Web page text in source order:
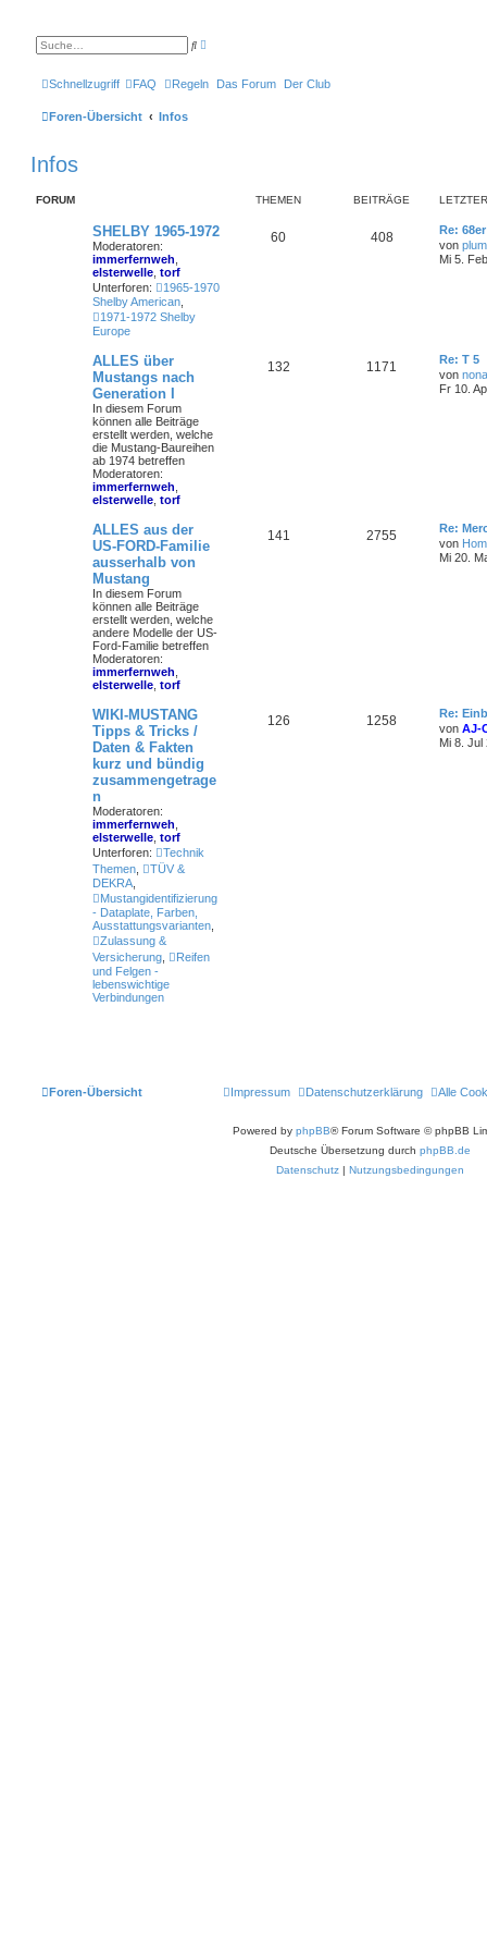
S
h
e i
Schnellzugriff FAQ Regeln Das Forum Der Club
Foren-Übersicht Infos
Infos
FORUM THEMEN BEITRÄGE
SHELBY 1965-1972
Moderatoren:
immerfernweh
elsterwelle torf
Unterforen:
1965-1970
Shelby American
1971-1972 Shelby
Europe
60 408
Re:
von
Mi 5.
ALLES über
Mustangs nach
Generation I
In diesem Forum
können alle Beiträge
erstellt werden, welche
die Mustang-Baureihen
ab 1974 betreffen
Moderatoren:
immerfernweh
elsterwelle torf
132 1171
Re: T 5
von
Fr 10.
ALLES aus der
US-FORD-Familie
ausserhalb von
Mustang
In diesem Forum
können alle Beiträge
erstellt werden, welche
andere Modelle der US-
Ford-Familie betreffen
Moderatoren:
immerfernweh
elsterwelle torf
141 2755
Re:
von
Mi 20.
WIKI-MUSTANG
Tipps & Tricks /
Daten & Fakten
kurz und bündig
zusammengetrage
n
Moderatoren:
immerfernweh
elsterwelle torf
Unterforen:
Technik
Themen
TÜV &
DEKRA
Mustangidentifizierung
- Dataplate, Farben,
Ausstattungsvarianten
Zulassung &
Versicherung
Reifen
und Felgen -
lebenswichtige
Verbindungen
126 1258
Re:
von AJ-
Mi 8. Jul
Foren-Übersicht Alle
Datenschutzerklärung
Impressum
Powered by phpBB® Forum Software © phpBB
Deutsche Übersetzung durch phpBB.de
Datenschutz | Nutzungsbedingungen